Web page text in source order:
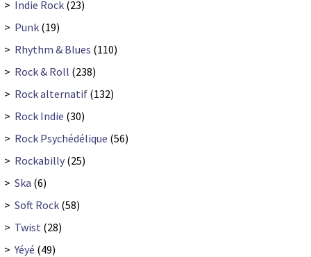
> Indie Rock (23)
> Punk (19)
> Rhythm & Blues (110)
> Rock & Roll (238)
> Rock alternatif (132)
> Rock Indie (30)
> Rock Psychédélique (56)
> Rockabilly (25)
> Ska (6)
> Soft Rock (58)
> Twist (28)
>Yéyé (49)